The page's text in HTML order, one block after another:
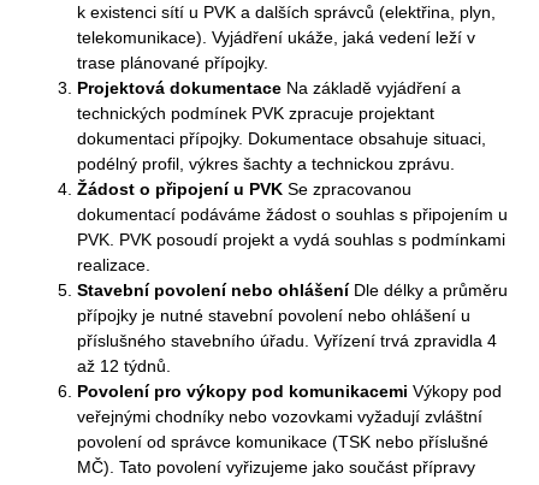
k existenci sítí u PVK a dalších správců (elektřina, plyn,
telekomunikace). Vyjádření ukáže, jaká vedení leží v
trase plánované přípojky.
Projektová dokumentace Na základě vyjádření a
technických podmínek PVK zpracuje projektant
dokumentaci přípojky. Dokumentace obsahuje situaci,
podélný profil, výkres šachty a technickou zprávu.
Žádost o připojení u PVK Se zpracovanou
dokumentací podáváme žádost o souhlas s připojením u
PVK. PVK posoudí projekt a vydá souhlas s podmínkami
realizace.
Stavební povolení nebo ohlášeníDle délky a průměru
přípojky je nutné stavební povolení nebo ohlášení u
příslušného stavebního úřadu. Vyřízení trvá zpravidla 4
až 12 týdnů.
Povolení pro výkopy pod komunikacemi Výkopy pod
veřejnými chodníky nebo vozovkami vyžadují zvláštní
povolení od správce komunikace (TSK nebo příslušné
MČ). Tato povolení vyřizujeme jako součást přípravy